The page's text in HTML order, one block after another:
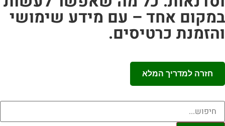
אחד – עם מידע שימושי
כרטיסים.
חזרה למדריך המלא